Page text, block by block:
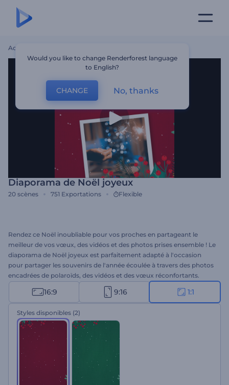
Accueil
Diaporama de Noël joyeux
20 scènes 751 Exportations Flexible
Rendez ce Noël inoubliable pour vos proches en partageant le
meilleur de vos vœux, des vidéos et des photos prises ensemble ! Le
diaporama de Noël joyeux est parfaitement adapté à l'occasion
pour partager les souvenirs de l'année écoulée à travers des photos
encadrées de polaroïds, des vidéos et des vœux réconfortants.
Téléchargez vos fichiers multimédias, tapez vos messages de
vacances, ajoutez votre fichier logo si nécessaire, et obtenez votre
diaporama de Noël personnalisé en quelques minutes. Ne perdez
pas une minute pour vous remémorer les souvenirs de l'année
écoulée de la manière la plus créative qui soit. Essayez-le dès
maintenant !
16:9 9:16 1:1
Styles disponibles (2)
Would you like to change Renderforest language
to English?
CHANGE No, thanks